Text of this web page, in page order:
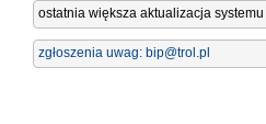
ostatnia większa aktualizacja
zgłoszenia uwag: bip@trol.pl